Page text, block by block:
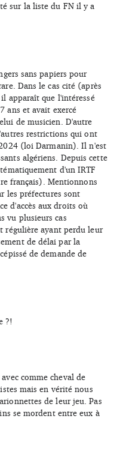
sur la liste du FN il y a
sans papiers pour
Dans le cas cité (après
apparaît que l'intéressé
ans et avait exercé
de musicien. D'autre
restrictions qui ont
(loi Darmanin). Il n'est
algériens. Depuis cette
d'un IRTF
français). Mentionnons
les préfectures sont
d'accès aux droits où
vu plusieurs cas
régulière ayant perdu leur
de délai par la
de demande de
?!
comme cheval de
mais en vérité nous
de leur jeu. Pas
se mordent entre eux à